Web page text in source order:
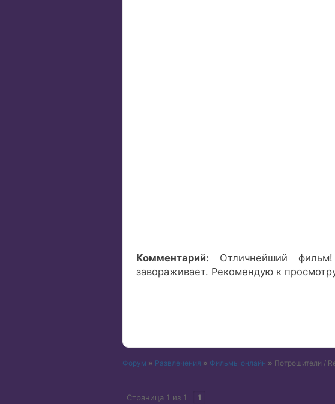
Комментарий: Отличнейший
завораживает. Рекомендую к
Форум » Развлечения » Фильмы онлайн » Потрошители /
Страница 1 из 1 1